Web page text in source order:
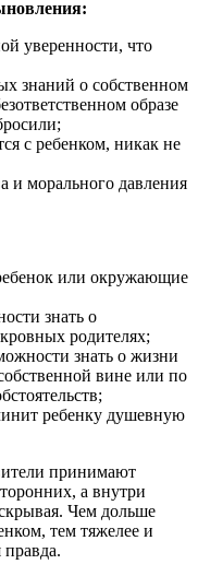
уверенности, что
знаний о собственном
образе
с ребенком, никак не
и морального давления
или окружающие
знать о
родителях;
знать о жизни
вине или по
ребенку душевную
принимают
а внутри
Чем дольше
тем тяжелее и
правда.